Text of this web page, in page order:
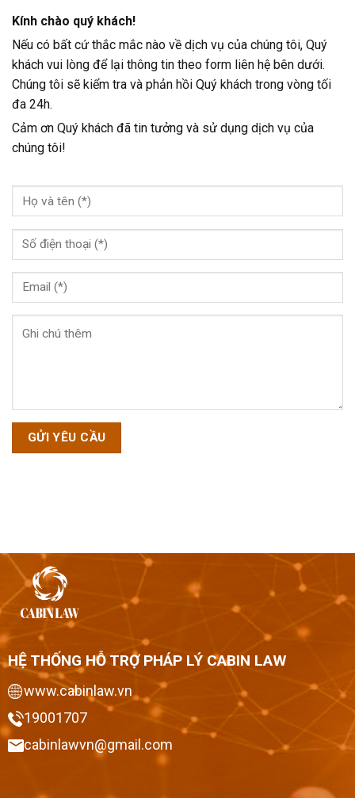
Kính chào quý khách!
Nếu có bất cứ thắc mắc nào về dịch vụ của chúng tôi, Quý
khách vui lòng để lại thông tin theo form liên hệ bên dưới.
Chúng tôi sẽ kiểm tra và phản hồi Quý khách trong vòng tối
đa 24h.
Cảm ơn Quý khách đã tin tưởng và sử dụng dịch vụ của
chúng tôi!
HỆ THỐNG HỖ TRỢ PHÁP LÝ CABIN LAW
www.cabinlaw.vn
19001707
cabinlawvn@gmail.com